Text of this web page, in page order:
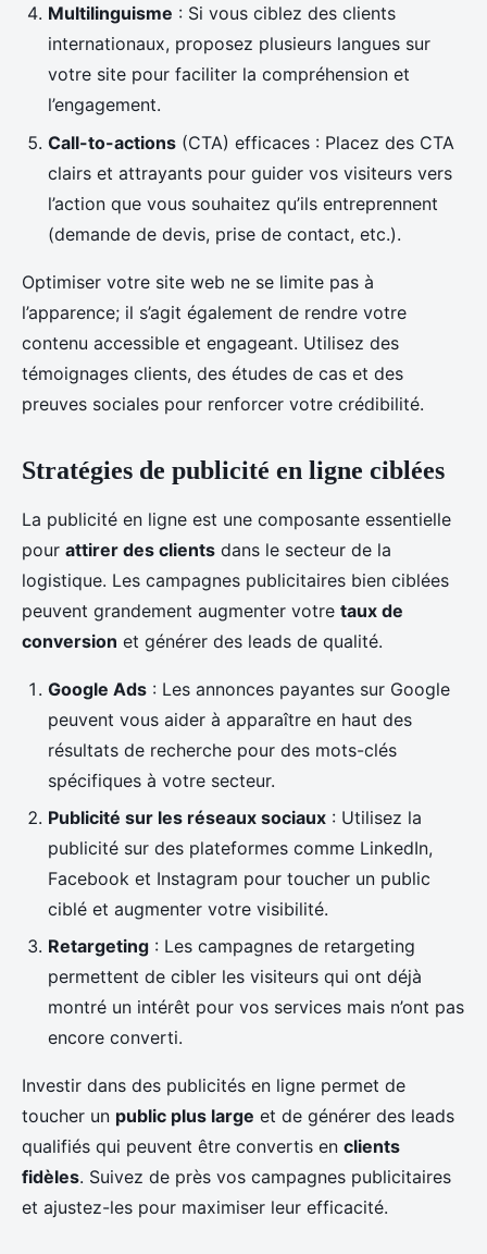
Multilinguisme : Si vous ciblez des clients
internationaux, proposez plusieurs langues sur
votre site pour faciliter la compréhension et
l’engagement.
Call-to-actions (CTA) efficaces : Placez des CTA
clairs et attrayants pour guider vos visiteurs vers
l’action que vous souhaitez qu’ils entreprennent
(demande de devis, prise de contact, etc.).
Optimiser votre site web ne se limite pas à
l’apparence; il s’agit également de rendre votre
contenu accessible et engageant. Utilisez des
témoignages clients, des études de cas et des
preuves sociales pour renforcer votre crédibilité.
Stratégies de publicité en ligne ciblées
La publicité en ligne est une composante essentielle
pour attirer des clients dans le secteur de la
logistique. Les campagnes publicitaires bien ciblées
peuvent grandement augmenter votre taux de
conversion et générer des leads de qualité.
Google Ads : Les annonces payantes sur Google
peuvent vous aider à apparaître en haut des
résultats de recherche pour des mots-clés
spécifiques à votre secteur.
Publicité sur les réseaux sociaux : Utilisez la
publicité sur des plateformes comme LinkedIn,
Facebook et Instagram pour toucher un public
ciblé et augmenter votre visibilité.
Retargeting : Les campagnes de retargeting
permettent de cibler les visiteurs qui ont déjà
montré un intérêt pour vos services mais n’ont pas
encore converti.
Investir dans des publicités en ligne permet de
toucher un public plus large et de générer des leads
qualifiés qui peuvent être convertis en clients
fidèles. Suivez de près vos campagnes publicitaires
et ajustez-les pour maximiser leur efficacité.